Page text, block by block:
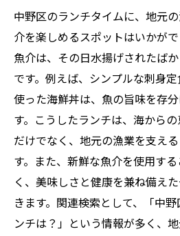
地元の人々が足しげく
中野区の文化を感じる
季節ごとの祭りと共に
地元作家が手掛けた器
和洋折衷の創作料理を
地元の文化イベントと
健康志向のランチ中野区で
択肢
オーガニック素材を使
ビーガン対応のヘル
中野区のランチタイムに、地元
介を楽しめるスポットはいかが
魚介は、その日水揚げされたば
です。例えば、シンプルな刺身
使った海鮮丼は、魚の旨味を存
す。こうしたランチは、海から
だけでなく、地元の漁業を支え
す。また、新鮮な魚介を使用す
く、美味しさと健康を兼ね備え
きます。関連検索として、「中
ンチは？」という情報が多く、